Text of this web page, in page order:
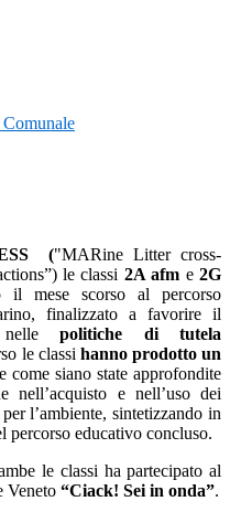
("MARine Litter cross-
le classi 2A afm e2G
il mese scorso al percorso
finalizzato a favorire il
nellepolitiche di tutela
le classi hanno prodotto un
come siano state approfondite
nell’acquisto e nell’uso dei
l’ambiente, sintetizzando in
percorso educativo concluso.
le classi ha partecipato al
Veneto “Ciack! Sei in onda”.